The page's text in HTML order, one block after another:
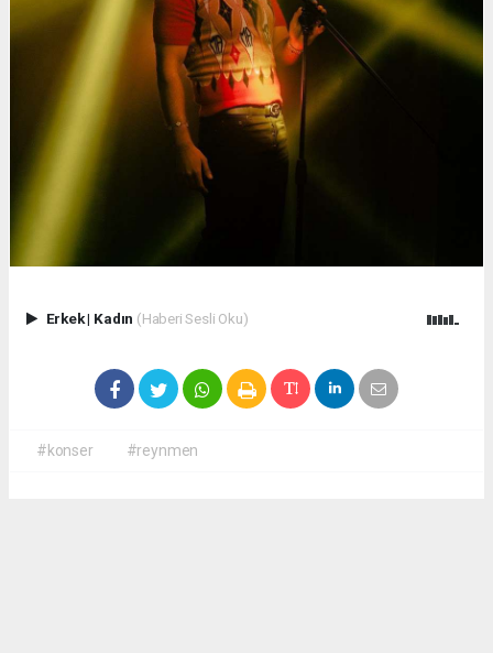
Erkek| Kadın (Haberi Sesli Oku)
#konser #reynmen